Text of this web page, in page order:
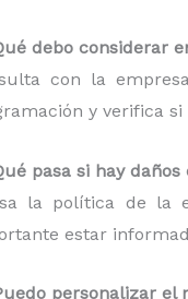
debo considerar
con la
y verifica
pasa si hay
la política de la
estar
personalizar